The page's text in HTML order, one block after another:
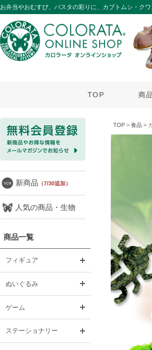
お弁当やおむすび、パスタの彩りに、カブトムシ・ク
TOP 商
新商品 （7/30追加）
人気の商品・生物
商品一覧
フィギュア
ぬいぐるみ
ゲーム
ステーショナリー
TOP > 食品 >